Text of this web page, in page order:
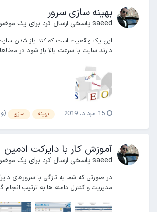
بهینه سازی سرور
saeed پاسخی ارسال کرد برای یک
این یک واقعیت است که کند باز شدن
دارند سایت با سرعت بالا باز شود در مطالعات اخیر نشان داده است
15 مرداد، 2019 بهینه سازی (و 2 مورد دیگر)
آموزش کار با دایرکت ادمین
saeed پاسخی ارسال کرد برای یک
در صورتی که شما به تازگی با سرورهای
مدیریت و کنترل دامنه ها به ترتیب